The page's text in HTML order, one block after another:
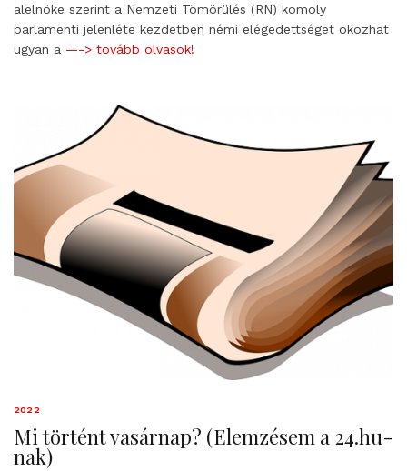
alelnöke szerint a Nemzeti Tömörülés (RN) komoly
parlamenti jelenléte kezdetben némi elégedettséget okozhat
ugyan a —-> tovább olvasok!
2022
Mi történt vasárnap? (Elemzésem a 24.hu-
nak)